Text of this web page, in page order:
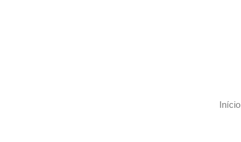
Início